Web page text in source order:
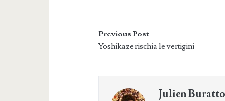
Previous Post
Yoshikaze rischia le vertigini
Julien Buratto